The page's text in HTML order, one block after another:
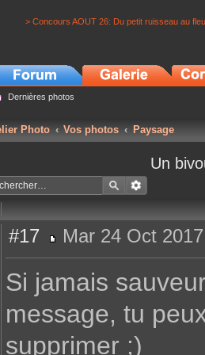
> Concours AOUT 26: Du petit ruisseau au
Dernières photos
Photo Vos photos Paysage
Un
#17
e
a
Mar 24 Oct
Si jamais
message, tu
supprimer ;)